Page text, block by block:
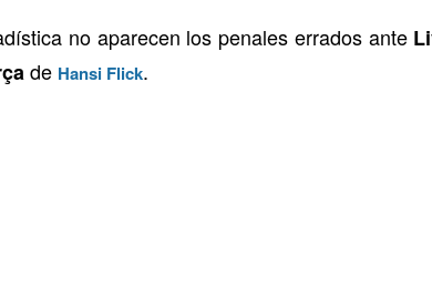
no aparecen los penales errados ante
de Hansi Flick.